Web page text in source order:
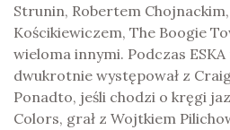
Strunin, Robertem
Kościkiewiczem, The Boogie
wieloma innymi. Podczas
dwukrotnie występował z
Ponadto, jeśli chodzi o kręgi
Colors, grał z Wojtkiem